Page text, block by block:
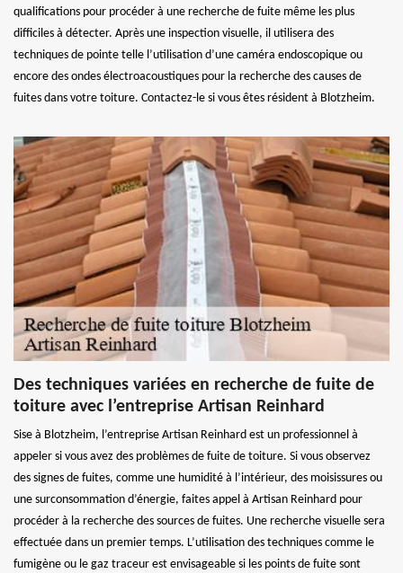
qualifications pour procéder à une recherche de fuite même les plus
difficiles à détecter. Après une inspection visuelle, il utilisera des
techniques de pointe telle l’utilisation d’une caméra endoscopique ou
encore des ondes électroacoustiques pour la recherche des causes de
fuites dans votre toiture. Contactez-le si vous êtes résident à Blotzheim.
Des techniques variées en recherche de fuite de
toiture avec l’entreprise Artisan Reinhard
Sise à Blotzheim, l’entreprise Artisan Reinhard est un professionnel à
appeler si vous avez des problèmes de fuite de toiture. Si vous observez
des signes de fuites, comme une humidité à l’intérieur, des moisissures ou
une surconsommation d’énergie, faites appel à Artisan Reinhard pour
procéder à la recherche des sources de fuites. Une recherche visuelle sera
effectuée dans un premier temps. L’utilisation des techniques comme le
fumigène ou le gaz traceur est envisageable si les points de fuite sont